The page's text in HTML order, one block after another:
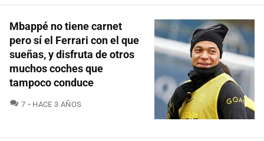
Mbappé no tiene carnet
pero sí el Ferrari con el que
sueñas, y disfruta de otros
muchos coches que
tampoco conduce
7 COMENTARIOS
HACE 3 AÑOS